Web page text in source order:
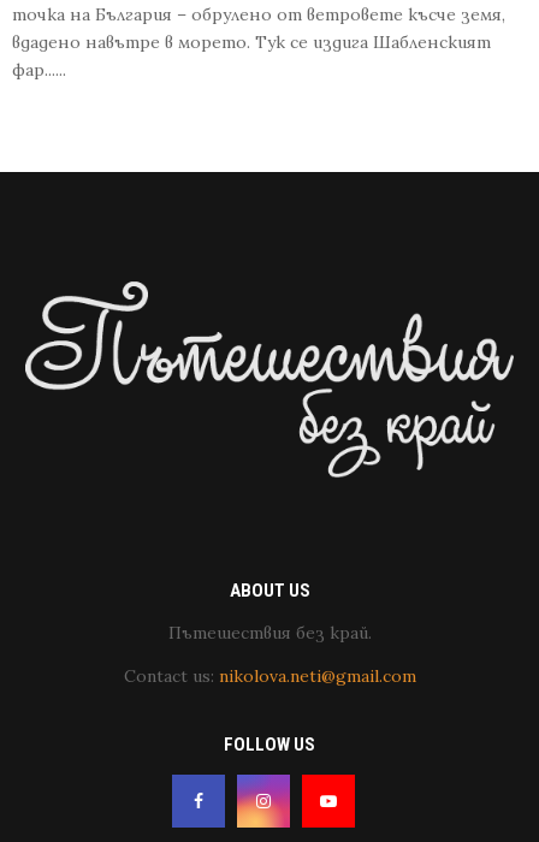
точка на България – обрулено от ветровете късче земя,
вдадено навътре в морето. Тук се издига Шабленският
фар......
ABOUT US
Пътешествия без край.
Contact us: nikolova.neti@gmail.com
FOLLOW US